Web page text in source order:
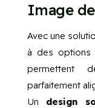
Image
Avec une
à des options
permettent
parfaitement
Un design